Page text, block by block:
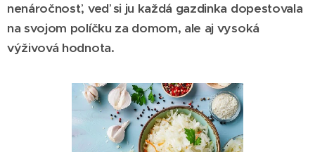
nenáročnosť, veď si ju každá gazdinka dopestovala
na svojom políčku za domom, ale aj vysoká
výživová hodnota.